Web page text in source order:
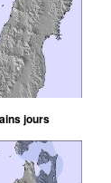
jours